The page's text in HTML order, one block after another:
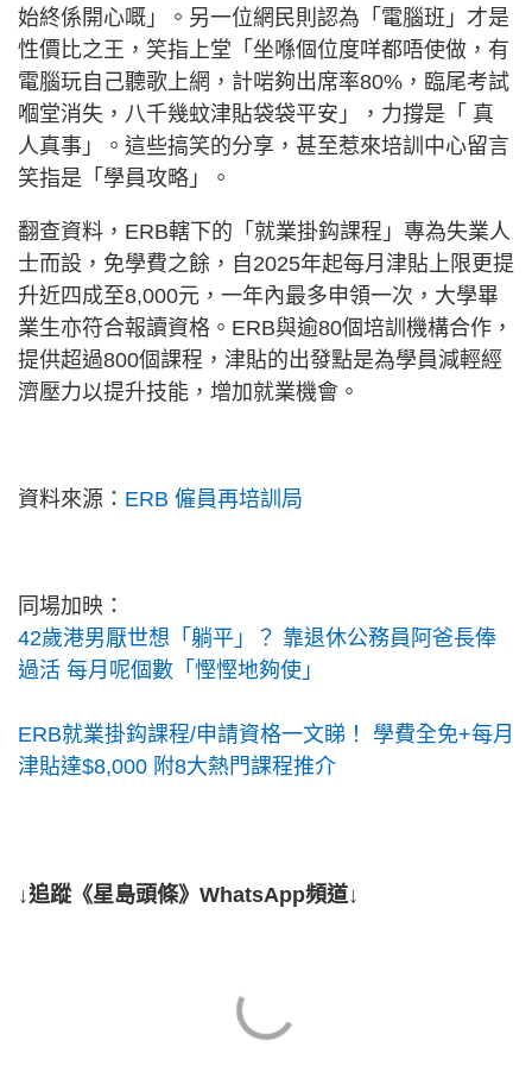
始終係開心嘅」。另一位網民則認為「電腦班」才是
性價比之王，笑指上堂「坐喺個位度咩都唔使做，有
電腦玩自己聽歌上網，計啱夠出席率80%，臨尾考試
嗰堂消失，八千幾蚊津貼袋袋平安」，力撐是「 真
人真事」。這些搞笑的分享，甚至惹來培訓中心留言
笑指是「學員攻略」。
翻查資料，ERB轄下的「就業掛鈎課程」專為失業人
士而設，免學費之餘，自2025年起每月津貼上限更提
升近四成至8,000元，一年內最多申領一次，大學畢
業生亦符合報讀資格。ERB與逾80個培訓機構合作，
提供超過800個課程，津貼的出發點是為學員減輕經
濟壓力以提升技能，增加就業機會。
資料來源： ERB 僱員再培訓局
同場加映：
42歲港男厭世想「躺平」？ 靠退休公務員阿爸長俸
過活 每月呢個數「慳慳地夠使」
ERB就業掛鈎課程/申請資格一文睇！ 學費全免+每月
津貼達$8,000 附8大熱門課程推介
↓追蹤《星島頭條》WhatsApp頻道↓